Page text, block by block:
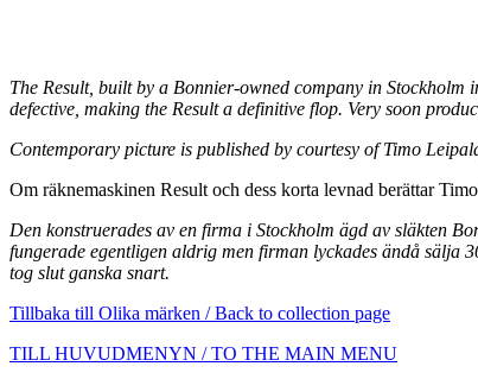
The Result, built by a Bonnier-owned company in
defective, making the Result a definitive flop. Very soon
Contemporary picture is published by courtesy of Timo
Om räknemaskinen Result och dess korta levnad berättar
Den konstruerades av en firma i Stockholm ägd av släkten
fungerade egentligen aldrig men firman lyckades ändå sälja
tog slut ganska snart.
Tillbaka till Olika märken / Back to collection page
TILL HUVUDMENYN / TO THE MAIN MENU